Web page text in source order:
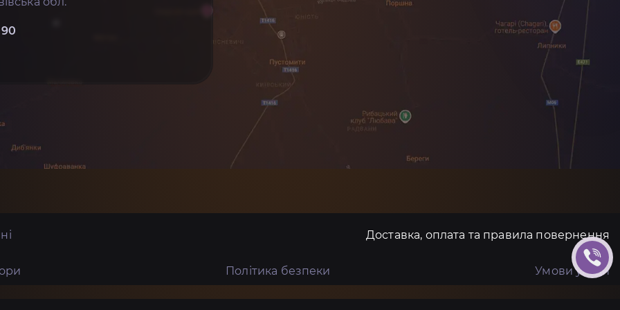
Доставка, оплата та правила повернення
Політика безпеки Умови угоди